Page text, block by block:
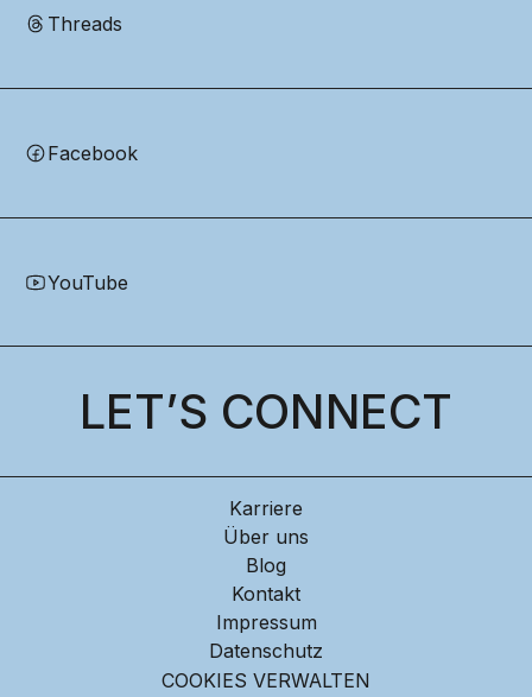
Threads
Facebook
YouTube
LET’S CONNECT
Karriere
Über uns
Blog
Kontakt
Impressum
Datenschutz
COOKIES VERWALTEN